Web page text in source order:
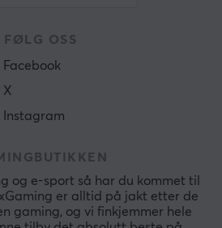
FØLG OSS
Facebook
X
Instagram
og e-sport så har du kommet til
er alltid på jakt etter de
gaming, og vi finkjemmer hele